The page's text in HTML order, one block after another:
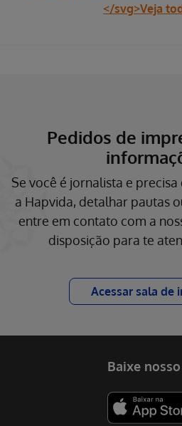
</svg>Veja
Pedidos de
Se você é jornalista e
a Hapvida, detalhar pautas
entre em contato com a
disposição para te
Acessar sala de
Baixe